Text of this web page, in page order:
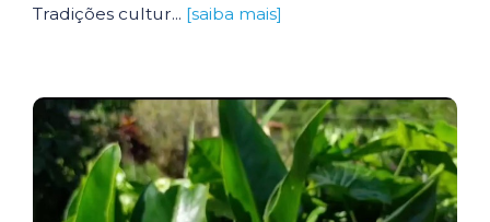
Tradições cultur... [saiba mais]